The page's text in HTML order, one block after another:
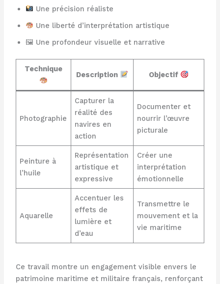
Une précision réaliste
Une liberté d’interprétation artistique
🖼 Une profondeur visuelle et narrative
Technique
Description Objectif
Photographie
Capturer la
réalité des
navires en
action
Documenter et
nourrir l’œuvre
picturale
Peinture à
l’huile
Représentation
artistique et
expressive
Créer une
interprétation
émotionnelle
Aquarelle
Accentuer les
effets de
lumière et
d’eau
Transmettre le
mouvement et la
vie maritime
Ce travail montre un engagement visible envers le
patrimoine maritime et militaire français, renforçant